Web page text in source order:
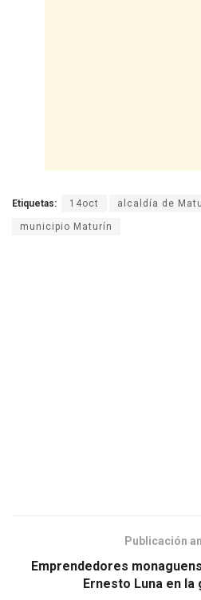
Etiquetas: 14oct alcaldía de
municipio Maturín
Publicación
Emprendedores
Ernesto Luna en la